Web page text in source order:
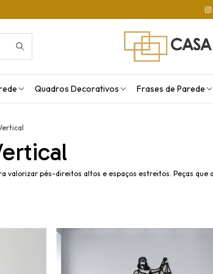
Quadros Decorativos Frases de Parede
valorizar pés-direitos altos e espaços estreitos. Peças